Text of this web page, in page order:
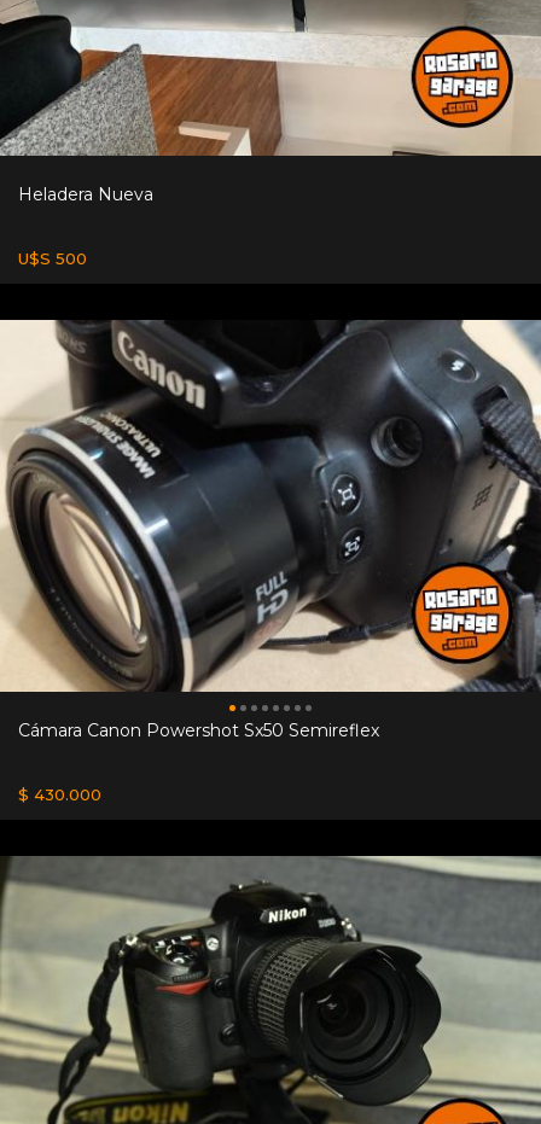
Heladera Nueva
U$S 500
Cámara Canon Powershot Sx50 Semireflex
$ 430.000